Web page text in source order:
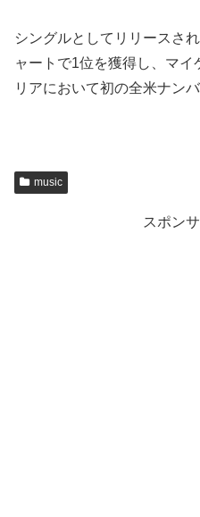
シングルとしてリリースさ
ャートで1位を獲得し、マ
リアにおいて初の全米ナン
music
スポン